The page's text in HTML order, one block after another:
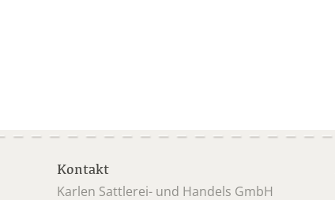
Kontakt
Karlen Sattlerei- und Handels GmbH